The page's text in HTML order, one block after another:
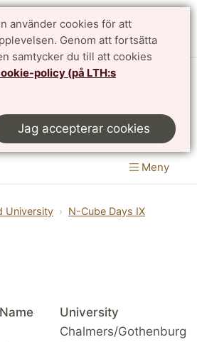
använder cookies för att
Genom att fortsätta
samtycker du till att cookies
policy (på LTH:s
Jag accepterar cookies
Högskola&
fakulteten
Meny
University
N-Cube Days IX
University
Chalmers/Gothenburg